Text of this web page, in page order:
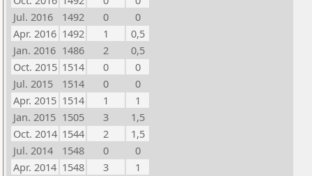
Jul. 2016
1492 0
0
Apr. 2016 1492 1
0,5
Jan. 2016 1486 2
0,5
Oct. 2015 1514 0
0
Jul. 2015
1514 0
0
Apr. 2015 1514 1
1
Jan. 2015 1505 3
1,5
Oct. 2014 1544 2
1,5
Jul. 2014
1548 0
0
Apr. 2014 1548 3
1